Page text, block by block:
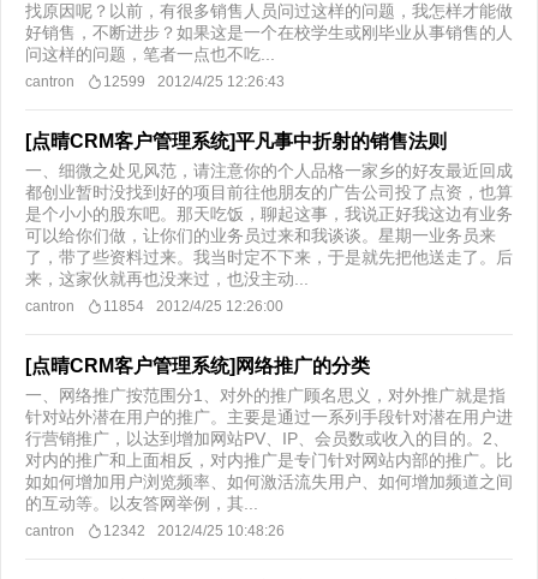
找原因呢？以前，有很多销售人员问过这样的问题，我怎样才能做
好销售，不断进步？如果这是一个在校学生或刚毕业从事销售的人
问这样的问题，笔者一点也不吃...
cantron 12599 2012/4/25 12:26:43
[点晴CRM客户管理系统]平凡事中折射的销售法则
一、细微之处见风范，请注意你的个人品格一家乡的好友最近回成
都创业暂时没找到好的项目前往他朋友的广告公司投了点资，也算
是个小小的股东吧。那天吃饭，聊起这事，我说正好我这边有业务
可以给你们做，让你们的业务员过来和我谈谈。星期一业务员来
了，带了些资料过来。我当时定不下来，于是就先把他送走了。后
来，这家伙就再也没来过，也没主动...
cantron 11854 2012/4/25 12:26:00
[点晴CRM客户管理系统]网络推广的分类
一、网络推广按范围分1、对外的推广顾名思义，对外推广就是指
针对站外潜在用户的推广。主要是通过一系列手段针对潜在用户进
行营销推广，以达到增加网站PV、IP、会员数或收入的目的。2、
对内的推广和上面相反，对内推广是专门针对网站内部的推广。比
如如何增加用户浏览频率、如何激活流失用户、如何增加频道之间
的互动等。以友答网举例，其...
cantron 12342 2012/4/25 10:48:26